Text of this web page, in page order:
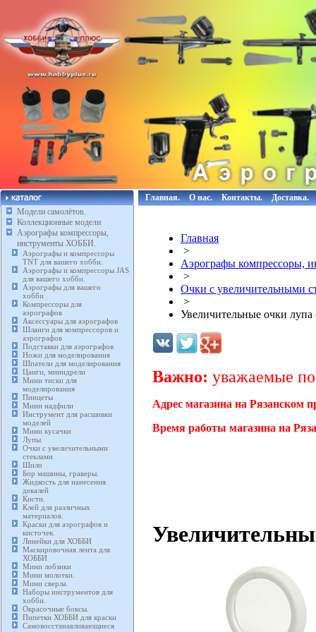
Модели самолётов.
Коллекционные модели
Аэрографы компрессоры,
инструменты ХОББИ.
Аэрографы и компрессоры
TNT для вашего хобби.
Аэрографы и компрессоры JAS
для вашего хобби.
Аэрографы для вашего
хобби
Компрессоры для
аэрографов
Аксессуары для аэрографов
Шланги для компрессоров и
аэрографов
Подставки для аэрографов
Ножи для моделирования
Шпатели для моделирования
Цанги, минидрели
Мини тиски для
моделирования
Пинцеты
Мини надфили
Инструмент для расшивки
моделей
Мини кусачки
Лупы
Очки с увеличительными
стеклами
Шило
Бор машины, граверы.
Жидкость для нанесения
декалей
Кисти.
Клей для различных
материалов.
Краски для аэрографов и
кисточек.
Линейки для ХОББИ
Маскировочная лента для
ХОББИ
Мини лобзики
Мини молотки.
Мини сверла.
Наборы инструментов для
хобби.
Окрасочные боксы.
Пипетки ХОББИ для краски
Самовосстанавливающиеся
Главная. О нас. Контакты. Доставка.
Главная
>
Аэрографы компрессоры,
>
Очки с увеличительными
>
Увеличительные очки лупа
Важно: уважаемые
Адрес магазина на Рязанском
Время работы магазина на